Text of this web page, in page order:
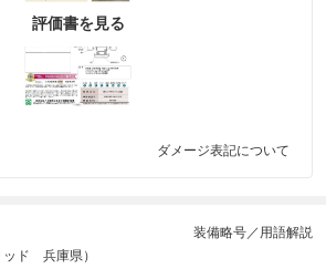
評価書を見る
ダメージ表記について
ッド 兵庫県）
装備略号／用語解説